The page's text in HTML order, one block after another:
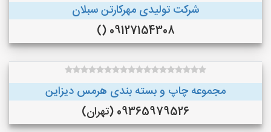
شرکت تولیدی مهرکارتن سبلان
09127154308 ()
مجموعه چاپ و بسته بندی هرمس دیزاین
09365979526 (تهران)